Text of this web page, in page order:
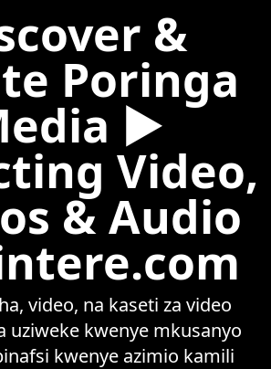
&
Poringa
▶
Video,
& Audio
video, na kaseti za video
uziweke kwenye mkusanyo
kwenye azimio kamili